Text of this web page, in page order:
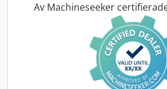
Av Machineseeker